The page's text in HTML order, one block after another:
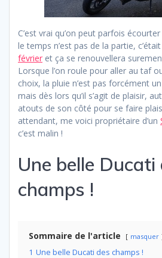
C’est vrai qu’on peut parfois
le temps n’est pas de la partie,
février et ça se renouvellera
Lorsque l’on roule pour aller au taf
choix, la pluie n’est pas forcément
mais dès lors qu’il s’agit de plaisir,
atouts de son côté pour se faire
attendant, me voici propriétaire d’un
c’est malin !
Une belle Ducati
champs !
Sommaire de l'article masquer
1 Une belle Ducati des champs !